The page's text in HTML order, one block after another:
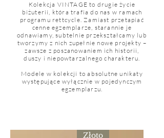
Kolekcja VINTAGE to drugie życie
biżuterii, która trafia do nas w ramach
programu rettcycle. Zamiast przetapiać
cenne egzemplarze, starannie je
odnawiamy, subtelnie przekształcamy lub
tworzymy z nich zupełnie nowe projekty –
zawsze z poszanowaniem ich historii,
duszy i niepowtarzalnego charakteru.
Modele w kolekcji to absolutne unikaty
występujące wyłącznie w pojedynczym
egzemplarzu.
Złoto